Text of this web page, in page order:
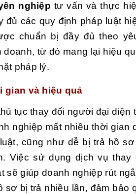
nghiệp tư vấn và thực
đủ các quy định pháp luật
chuẩn bị đầy đủ theo
doanh, từ đó mang lại hiệu
pháp lý.
gian và hiệu quả
tục thay đổi người đại diện
nghiệp mất nhiều thời gian
cũng như dễ bị trả hồ
Việc sử dụng dịch vụ thay
sẽ giúp doanh nghiệp rút
sơ bị trả nhiều lần, đảm bảo